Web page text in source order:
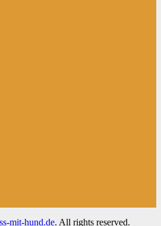
mit-hund.de. All rights reserved.